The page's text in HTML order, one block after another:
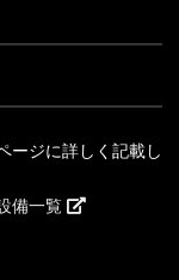
ージに詳しく記載し
備一覧